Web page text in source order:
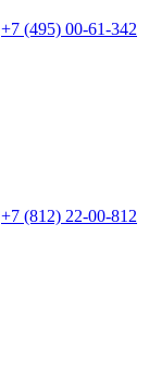
+7 (495) 00-61-342
+7 (812) 22-00-812